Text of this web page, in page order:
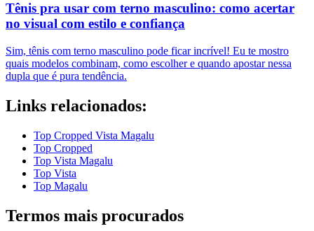
Tênis pra usar com terno masculino: como acertar
no visual com estilo e confiança
Sim, tênis com terno masculino pode ficar incrível! Eu te mostro
quais modelos combinam, como escolher e quando apostar nessa
dupla que é pura tendência.
Links relacionados:
Top Cropped Vista Magalu
Top Cropped
Top Vista Magalu
Top Vista
Top Magalu
Termos mais procurados